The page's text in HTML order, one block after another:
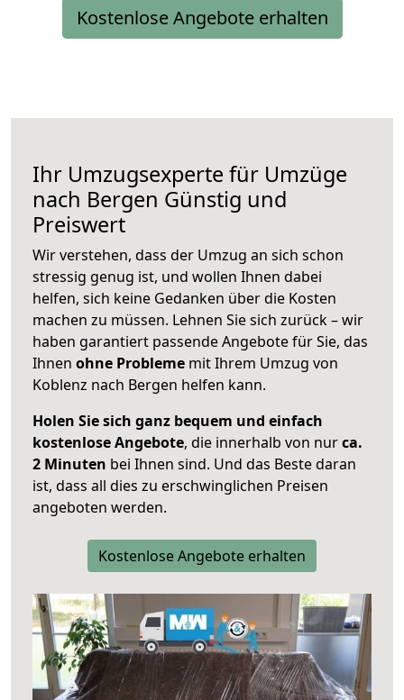
Kostenlose Angebote erhalten
Ihr Umzugsexperte für Umzüge
nach Bergen Günstig und
Preiswert
Wir verstehen, dass der Umzug an sich schon
stressig genug ist, und wollen Ihnen dabei
helfen, sich keine Gedanken über die Kosten
machen zu müssen. Lehnen Sie sich zurück – wir
haben garantiert passende Angebote für Sie, das
Ihnen ohne Probleme mit Ihrem Umzug von
Koblenz nach Bergen helfen kann.
Holen Sie sich ganz bequem und einfach
kostenlose Angebote, die innerhalb von nurca.
2 Minuten bei Ihnen sind. Und das Beste daran
ist, dass all dies zu erschwinglichen Preisen
angeboten werden.
Kostenlose Angebote erhalten